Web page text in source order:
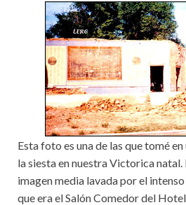
Esta foto es una de las que tomé
la siesta en nuestra Victorica natal.
imagen media lavada por el
que era el Salón Comedor del Hotel